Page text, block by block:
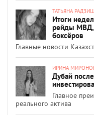
ТАТЬЯНА
Итоги
рейды МВД,
боксёров
Главные новости
ИРИНА
Дубай
Главное
реального актива